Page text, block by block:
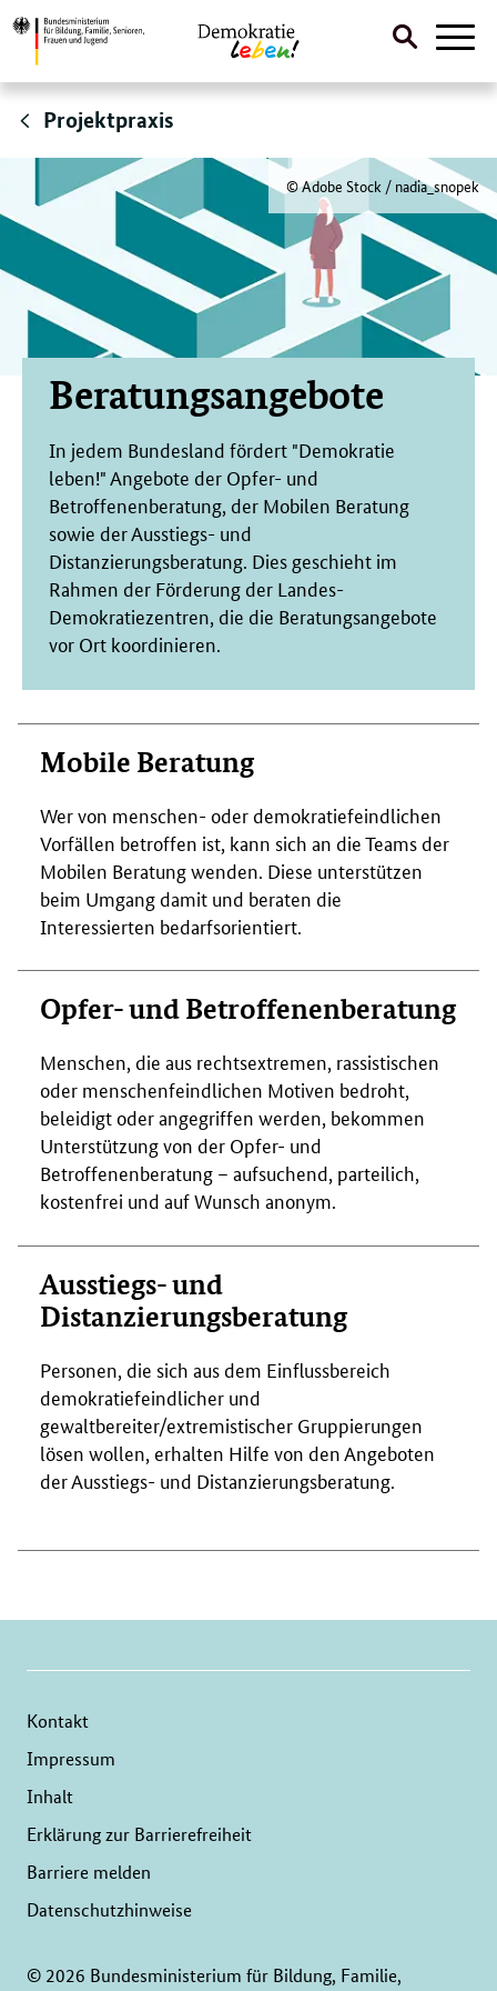
Direktlink:
Suche
Projektpraxis
© Adobe Stock / nadia_snopek
Beratungsangebote
In jedem Bundesland fördert "Demokratie
leben!" Angebote der Opfer- und
Betroffenenberatung, der Mobilen Beratung
sowie der Ausstiegs- und
Distanzierungsberatung. Dies geschieht im
Rahmen der Förderung der Landes-
Demokratiezentren, die die Beratungsangebote
vor Ort koordinieren.
Mobile Beratung
Wer von menschen- oder demokratiefeindlichen
Vorfällen betroffen ist, kann sich an die Teams der
Mobilen Beratung wenden. Diese unterstützen
beim Umgang damit und beraten die
Interessierten bedarfsorientiert.
Opfer- und Betroffenenberatung
Menschen, die aus rechtsextremen, rassistischen
oder menschenfeindlichen Motiven bedroht,
beleidigt oder angegriffen werden, bekommen
Unterstützung von der Opfer- und
Betroffenenberatung – aufsuchend, parteilich,
kostenfrei und auf Wunsch anonym.
Ausstiegs- und
Distanzierungsberatung
Personen, die sich aus dem Einflussbereich
demokratiefeindlicher und
gewaltbereiter/extremistischer Gruppierungen
lösen wollen, erhalten Hilfe von den Angeboten
der Ausstiegs- und Distanzierungsberatung.
© 2026 Bundesministerium für Bildung, Familie,
Kontakt
Impressum
Inhalt
Erklärung zur Barrierefreiheit
Barriere melden
Datenschutzhinweise